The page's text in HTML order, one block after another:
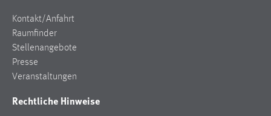
Kontakt/Anfahrt
Raumfinder
Stellenangebote
Presse
Veranstaltungen
Rechtliche Hinweise